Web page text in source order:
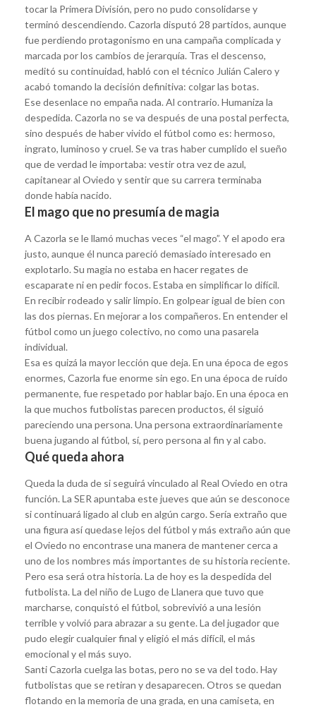
tocar la Primera División, pero no pudo consolidarse y
terminó descendiendo. Cazorla disputó 28 partidos, aunque
fue perdiendo protagonismo en una campaña complicada y
marcada por los cambios de jerarquía. Tras el descenso,
meditó su continuidad, habló con el técnico Julián Calero y
acabó tomando la decisión definitiva: colgar las botas.
Ese desenlace no empaña nada. Al contrario. Humaniza la
despedida. Cazorla no se va después de una postal perfecta,
sino después de haber vivido el fútbol como es: hermoso,
ingrato, luminoso y cruel. Se va tras haber cumplido el sueño
que de verdad le importaba: vestir otra vez de azul,
capitanear al Oviedo y sentir que su carrera terminaba
donde había nacido.
El mago que no presumía de magia
A Cazorla se le llamó muchas veces “el mago”. Y el apodo era
justo, aunque él nunca pareció demasiado interesado en
explotarlo. Su magia no estaba en hacer regates de
escaparate ni en pedir focos. Estaba en simplificar lo difícil.
En recibir rodeado y salir limpio. En golpear igual de bien con
las dos piernas. En mejorar a los compañeros. En entender el
fútbol como un juego colectivo, no como una pasarela
individual.
Esa es quizá la mayor lección que deja. En una época de egos
enormes, Cazorla fue enorme sin ego. En una época de ruido
permanente, fue respetado por hablar bajo. En una época en
la que muchos futbolistas parecen productos, él siguió
pareciendo una persona. Una persona extraordinariamente
buena jugando al fútbol, sí, pero persona al fin y al cabo.
Qué queda ahora
Queda la duda de si seguirá vinculado al Real Oviedo en otra
función. La SER apuntaba este jueves que aún se desconoce
si continuará ligado al club en algún cargo. Sería extraño que
una figura así quedase lejos del fútbol y más extraño aún que
el Oviedo no encontrase una manera de mantener cerca a
uno de los nombres más importantes de su historia reciente.
Pero esa será otra historia. La de hoy es la despedida del
futbolista. La del niño de Lugo de Llanera que tuvo que
marcharse, conquistó el fútbol, sobrevivió a una lesión
terrible y volvió para abrazar a su gente. La del jugador que
pudo elegir cualquier final y eligió el más difícil, el más
emocional y el más suyo.
Santi Cazorla cuelga las botas, pero no se va del todo. Hay
futbolistas que se retiran y desaparecen. Otros se quedan
flotando en la memoria de una grada, en una camiseta, en